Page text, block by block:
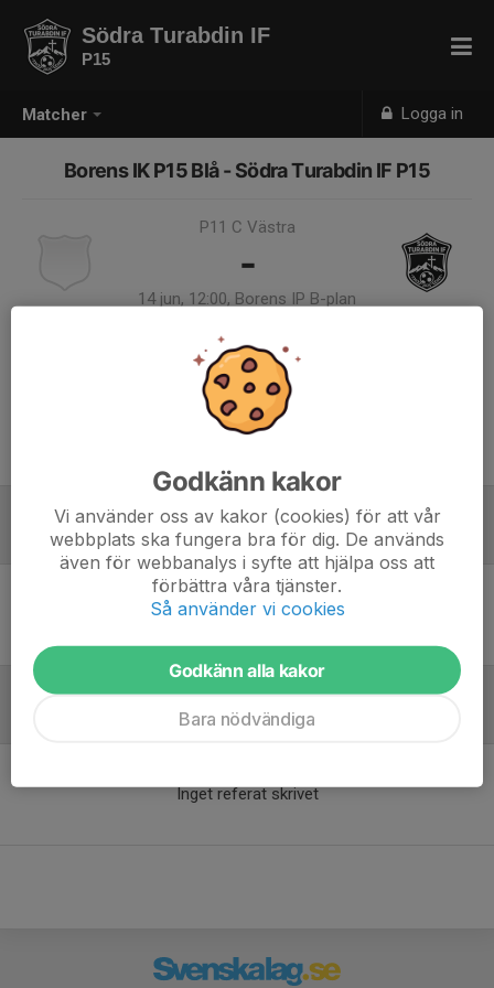
Matcher Logga in
Södra Turabdin IF
P15
Borens IK P15 Blå - Södra Turabdin IF P15
P11 C Västra
-
14 jun, 12:00, Borens IP B-plan
Samling 10:45
Endast kallade kunde anmäla sig till aktiviteten. 14 personer var kallade.
Laguppställning
Ingen uppställning ifylld
Inget referat skrivet
Godkänn kakor
Vi använder oss av kakor (cookies) för att vår
webbplats ska fungera bra för dig. De används
även för webbanalys i syfte att hjälpa oss att
förbättra våra tjänster.
Så använder vi cookies
Godkänn alla kakor
Bara nödvändiga